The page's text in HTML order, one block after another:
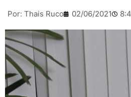
Por: Thais Ruco 02/06/2021